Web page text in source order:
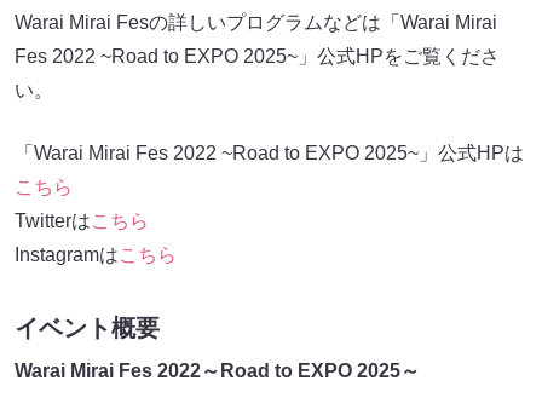
Warai Mirai Fesの詳しいプログラムなどは「Warai Mirai
Fes 2022 ~Road to EXPO 2025~」公式HPをご覧くださ
い。
「Warai Mirai Fes 2022 ~Road to EXPO 2025~」公式HPは
こちら
Twitterはこちら
Instagramはこちら
イベント概要
Warai Mirai Fes 2022～Road to EXPO 2025～